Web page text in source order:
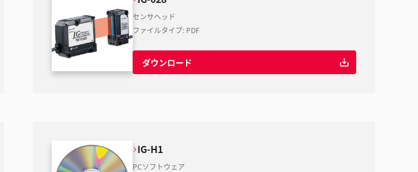
センサヘッド
ファイルタイプ: PDF
ダウンロード
IG-H1
PCソフトウェア